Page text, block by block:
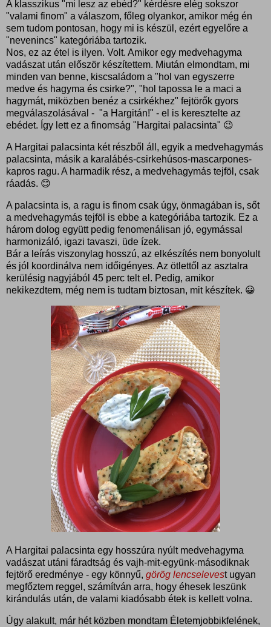
A klasszikus "mi lesz az ebéd?" kérdésre elég sokszor
"valami finom" a válaszom, főleg olyankor, amikor még én
sem tudom pontosan, hogy mi is készül, ezért egyelőre a
"nevenincs" kategóriába tartozik.
Nos, ez az étel is ilyen. Volt. Amikor egy medvehagyma
vadászat után először készítettem. Miután elmondtam, mi
minden van benne, kiscsaládom a "hol van egyszerre
medve és hagyma és csirke?", "hol tapossa le a maci a
hagymát, miközben benéz a csirkékhez" fejtörők gyors
megválaszolásával - "a Hargitán!" - el is keresztelte az
ebédet. Így lett ez a finomság "Hargitai palacsinta" 😉
A Hargitai palacsinta két részből áll, egyik a medvehagymás
palacsinta, másik a karalábés-csirkehúsos-mascarpones-
kapros ragu. A harmadik rész, a medvehagymás tejföl, csak
ráadás. 😊
A palacsinta is, a ragu is finom csak úgy, önmagában is, sőt
a medvehagymás tejföl is ebbe a kategóriába tartozik. Ez a
három dolog együtt pedig fenomenálisan jó, egymással
harmonizáló, igazi tavaszi, üde ízek.
Bár a leírás viszonylag hosszú, az elkészítés nem bonyolult
és jól koordinálva nem időigényes. Az ötlettől az asztalra
kerülésig nagyjából 45 perc telt el. Pedig, amikor
nekikezdtem, még nem is tudtam biztosan, mit készítek. 😀
A Hargitai palacsinta egy hosszúra nyúlt medvehagyma
vadászat utáni fáradtság és vajh-mit-együnk-másodiknak
fejtörő eredménye - egy könnyű, görög lencselevest ugyan
megfőztem reggel, számítván arra, hogy éhesek leszünk
kirándulás után, de valami kiadósabb étek is kellett volna.
Úgy alakult, már hét közben mondtam Életemjobbikfelének,